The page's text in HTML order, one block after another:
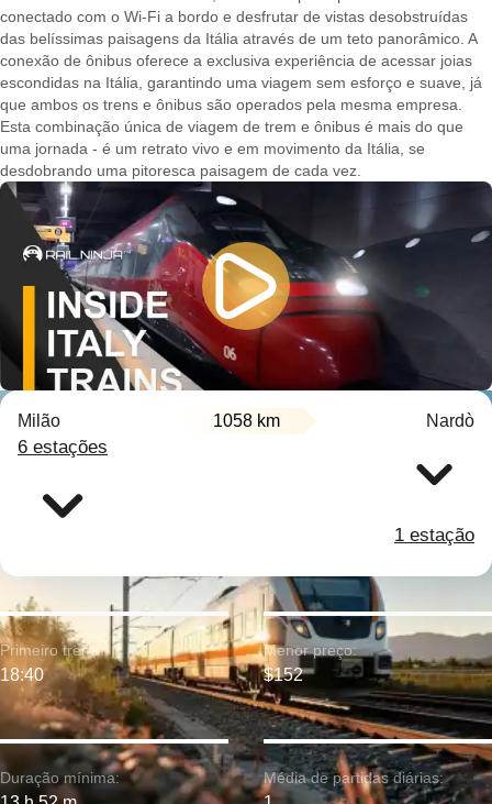
conectado com o Wi-Fi a bordo e desfrutar de vistas desobstruídas
das belíssimas paisagens da Itália através de um teto panorâmico. A
conexão de ônibus oferece a exclusiva experiência de acessar joias
escondidas na Itália, garantindo uma viagem sem esforço e suave, já
que ambos os trens e ônibus são operados pela mesma empresa.
Esta combinação única de viagem de trem e ônibus é mais do que
uma jornada - é um retrato vivo e em movimento da Itália, se
desdobrando uma pitoresca paisagem de cada vez.
Milão 1058 km Nardò
6 estações
1 estação
Duração mínima:
Primeiro trem:
18:40
Menor preço:
$152
Média de partidas diárias: